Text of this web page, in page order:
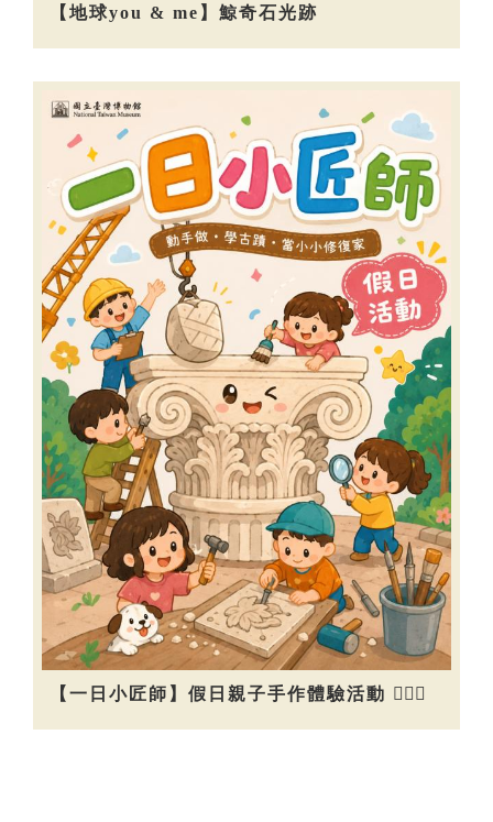
【地球you & me】鯨奇石光跡
【一日小匠師】假日親子手作體驗活動 👷🏻‍♀️